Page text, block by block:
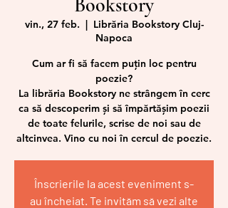
Bookstory
vin., 27 feb.
  |
Librăria Bookstory Cluj-
Napoca
Cum ar fi să facem puțin loc pentru
poezie?
La librăria Bookstory ne strângem în cerc
ca să descoperim și să împărtășim poezii
de toate felurile, scrise de noi sau de
altcinvea. Vino cu noi în cercul de poezie.
Înscrierile la acest eveniment s-
au încheiat. Te invităm să vezi alte